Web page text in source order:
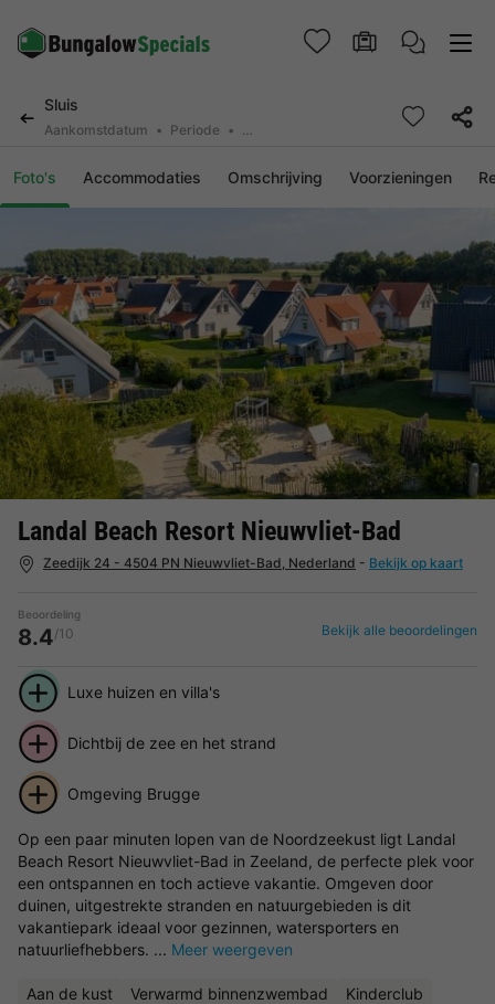
Sluis
Aankomstdatum Periode 2 personen, 0 huisdier
Foto's Accommodaties Omschrijving Voorzieningen
Landal Beach Resort Nieuwvliet-Bad
Zeedijk 24 - 4504 PN Nieuwvliet-Bad, Nederland - Bekijk op kaart
Beoordeling
8.4/10 Bekijk alle beoordelingen
Luxe huizen en villa's
Dichtbij de zee en het strand
Omgeving Brugge
Op een paar minuten lopen van de Noordzeekust ligt Landal
Beach Resort Nieuwvliet-Bad in Zeeland, de perfecte plek voor
een ontspannen en toch actieve vakantie. Omgeven door
duinen, uitgestrekte stranden en natuurgebieden is dit
vakantiepark ideaal voor gezinnen, watersporters en
natuurliefhebbers. ... Meer weergeven
Aan de kust Verwarmd binnenzwembad
Kinderclub